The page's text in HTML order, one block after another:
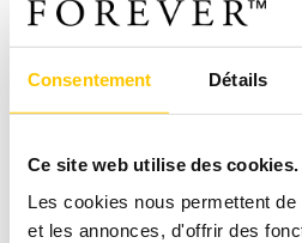
Consentement Détails
Ce site web utilise des cookies.
Les cookies nous permettent
et les annonces, d'offrir des